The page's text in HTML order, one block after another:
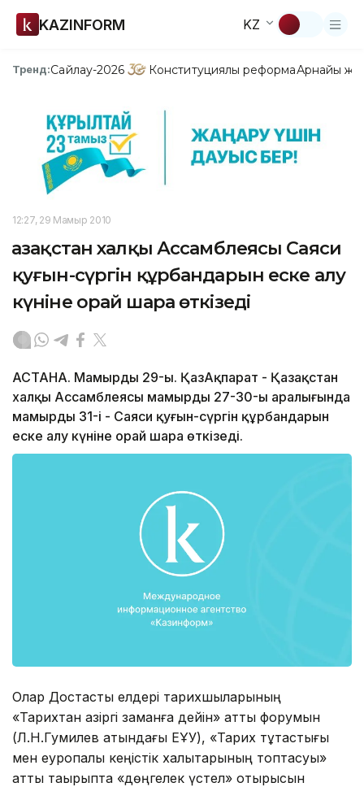
KAZINFORM KZ
Тренд:Сайлау-2026 Конституциялық реформаАрнайы
12:27, 29 Мамыр 2010
Қазақстан халқы Ассамблеясы Саяси
қуғын-сүргін құрбандарын еске алу
күніне орай шара өткізеді
АСТАНА. Мамырдың 29-ы. ҚазАқпарат - Қазақстан
халқы Ассамблеясы мамырдың 27-30-ы аралығында
мамырдың 31-і - Саяси қуғын-сүргін құрбандарын
еске алу күніне орай шара өткізеді.
Олар Достастық елдері тарихшыларының
«Тарихтан қазіргі заманға дейін» атты форумын
(Л.Н.Гумилев атындағы ЕҰУ), «Тарих тұтастығы
мен еуропалық кеңістік халықтарының топтасуы»
атты тақырыпта «дөңгелек үстел» отырысын